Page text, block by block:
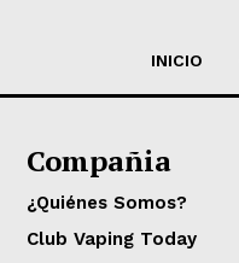
INICIO
Compañia
¿Quiénes Somos?
Club Vaping Today